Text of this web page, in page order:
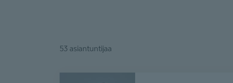
53 asiantuntijaa